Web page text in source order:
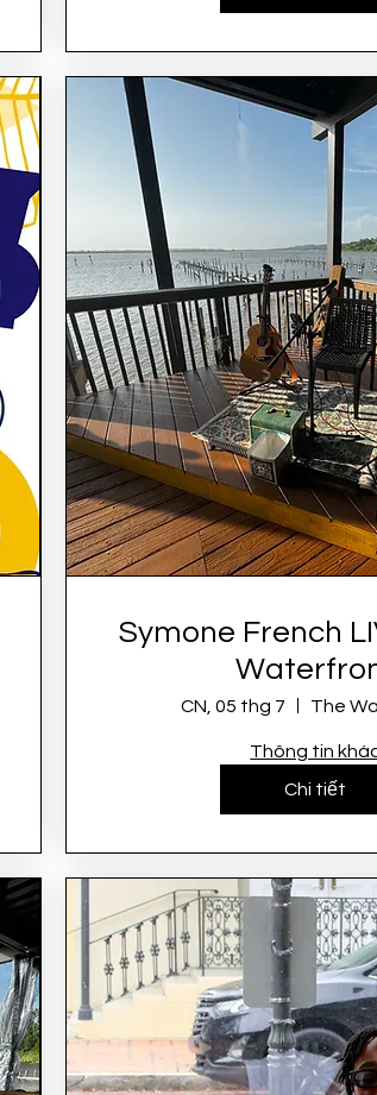
Symone French
CN, 05 thg 7 The
Thông tin
Chi tiết